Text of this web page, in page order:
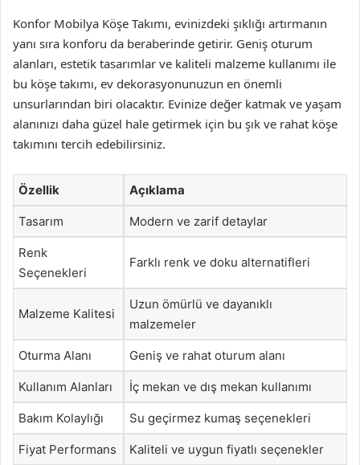
Konfor Mobilya Köşe Takımı, evinizdeki şıklığı artırmanın
yanı sıra konforu da beraberinde getirir. Geniş oturum
alanları, estetik tasarımlar ve kaliteli malzeme kullanımı ile
bu köşe takımı, ev dekorasyonunuzun en önemli
unsurlarından biri olacaktır. Evinize değer katmak ve yaşam
alanınızı daha güzel hale getirmek için bu şık ve rahat köşe
takımını tercih edebilirsiniz.
Özellik Açıklama
Tasarım Modern ve zarif detaylar
Renk
Seçenekleri
Farklı renk ve doku alternatifleri
Malzeme Kalitesi
Uzun ömürlü ve dayanıklı
malzemeler
Oturma Alanı Geniş ve rahat oturum alanı
Kullanım Alanları İç mekan ve dış mekan kullanımı
Bakım Kolaylığı Su geçirmez kumaş seçenekleri
Fiyat Performans Kaliteli ve uygun fiyatlı seçenekler